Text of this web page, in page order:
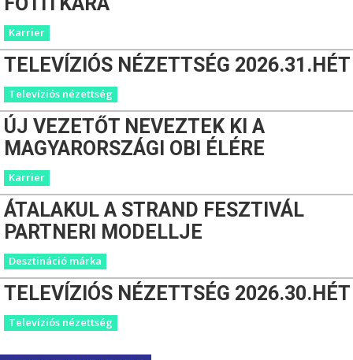
Karrier
TELEVÍZIÓS NÉZETTSÉG 2026.31.HÉT
Televíziós nézettség
ÚJ VEZETŐT NEVEZTEK KI A
MAGYARORSZÁGI OBI ÉLÉRE
Karrier
ÁTALAKUL A STRAND FESZTIVÁL
PARTNERI MODELLJE
Desztináció márka
TELEVÍZIÓS NÉZETTSÉG 2026.30.HÉT
Televíziós nézettség